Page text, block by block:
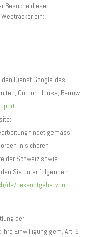
Besuche dieser
ein:
Dienst Google des
Gordon House, Barrow
findet gemäss
in sicheren
der Schweiz sowie
Sie unter folgendem
de/bekanntgabe-von-
der
Einwilligung gem. Art. 6